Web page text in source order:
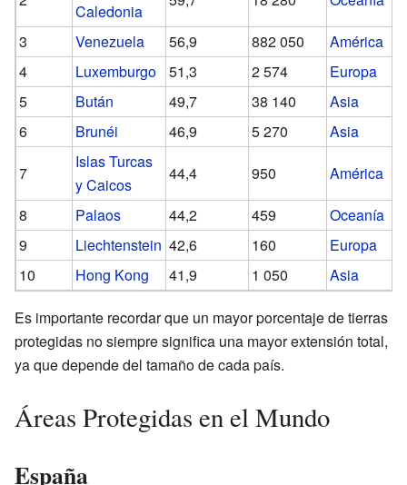
Caledonia
3
Venezuela 56,9 882 050
América
4
Luxemburgo 51,3 2 574
Europa
5
Bután 49,7 38 140
Asia
6
Brunéi 46,9 5 270
Asia
7
Islas Turcas
y Caicos
44,4 950
América
8
Palaos 44,2 459
Oceanía
9
Liechtenstein 42,6 160
Europa
10
Hong Kong 41,9 1 050 Asia
Es importante recordar que un mayor porcentaje de tierras
protegidas no siempre significa una mayor extensión total,
ya que depende del tamaño de cada país.
Áreas Protegidas en el Mundo
España